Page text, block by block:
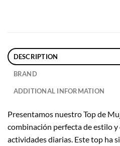
DESCRIPTION
BRAND
ADDITIONAL INFORMATION
Presentamos nuestro Top de
combinación perfecta de estilo
actividades diarias. Este top ha